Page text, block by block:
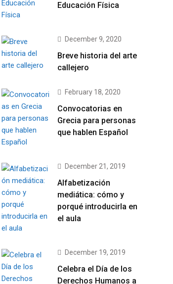
Educación Física
December 9, 2020
Breve historia del arte
callejero
February 18, 2020
Convocatorias en
Grecia para personas
que hablen Español
December 21, 2019
Alfabetización
mediática: cómo y
porqué introducirla en
el aula
December 19, 2019
Celebra el Día de los
Derechos Humanos a